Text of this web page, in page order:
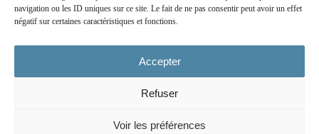
navigation ou les ID uniques sur ce site. Le fait de ne pas consentir peut avoir un effet
négatif sur certaines caractéristiques et fonctions.
Accepter
Refuser
Voir les préférences
2030 boul. Pie IX suite 214.2